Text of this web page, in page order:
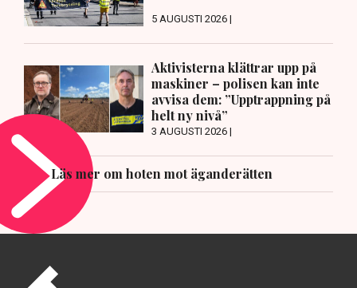
5 AUGUSTI 2026 |
Aktivisterna klättrar upp på
maskiner – polisen kan inte
avvisa dem: ”Upptrappning på
helt ny nivå”
3 AUGUSTI 2026 |
Läs mer om hoten mot äganderätten